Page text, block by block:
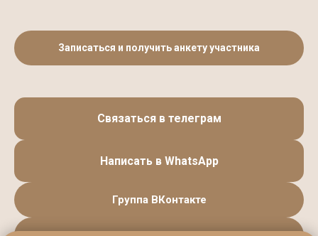
Записаться и получить анкету участника
Связаться в телеграм
Написать в WhatsApp
Группа ВКонтакте